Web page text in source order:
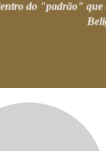
do "padrão"